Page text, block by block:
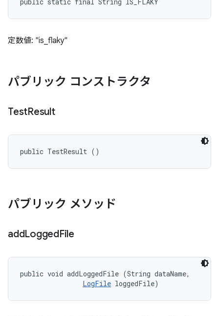
定数値: "is_flaky"
パブリック コンストラクタ
TestResult
public TestResult ()
パブリック メソッド
addLoggedFile
public void addLoggedFile (String dataName,
LogFile loggedFile)